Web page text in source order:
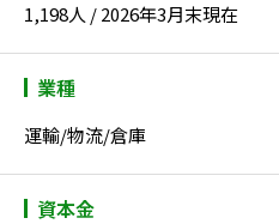
1,198人 / 2026年3月末現在
業種
運輸/物流/倉庫
資本金